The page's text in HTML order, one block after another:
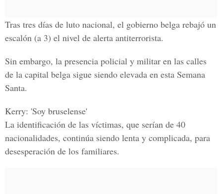
Tras tres días de luto nacional, el gobierno belga rebajó un
escalón (a 3) el nivel de alerta antiterrorista.
Sin embargo, la presencia policial y militar en las calles
de la capital belga sigue siendo elevada en esta Semana
Santa.
Kerry: 'Soy bruselense'
La identificación de las víctimas, que serían de 40
nacionalidades, continúa siendo lenta y complicada, para
desesperación de los familiares.